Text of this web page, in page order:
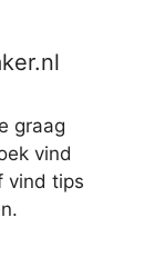
graag
vind
vind tips